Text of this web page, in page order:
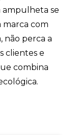
ampulheta se
com
não perca a
clientes e
combina